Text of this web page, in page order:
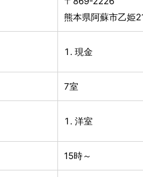
熊本県阿蘇市乙姫
現金
7室
洋室
15時～